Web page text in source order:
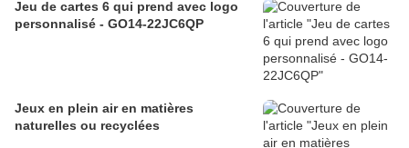
Jeu de cartes 6 qui prend avec logo
personnalisé - GO14-22JC6QP
Jeux en plein air en matières
naturelles ou recyclées